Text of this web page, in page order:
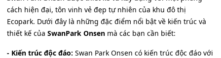
cách hiện đại, tôn vinh vẻ đẹp tự nhiên của khu đô thị
Ecopark. Dưới đây là những đặc điểm nổi bật về kiến trúc và
thiết kế của SwanPark Onsen mà các bạn cần biết:
- Kiến trúc độc đáo: Swan Park Onsen có kiến trúc độc đáo với